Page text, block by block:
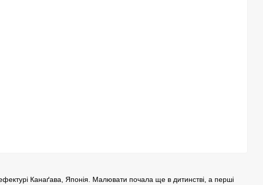
Канаґава, Японія. Малювати почала ще в дитинстві, а перші